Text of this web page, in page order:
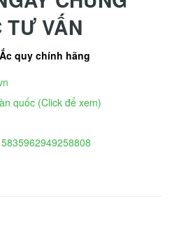
VẤN
quy chính hãng
quốc (Click để xem)